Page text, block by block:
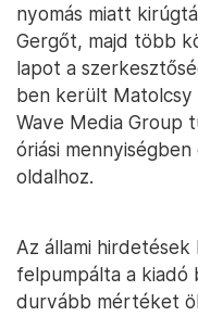
nyomás miatt
Gergőt, majd több
lapot a
ben került
Wave Media Group
óriási
oldalhoz.
Az állami hirdetések
felpumpálta a kiadó
durvább mértéket